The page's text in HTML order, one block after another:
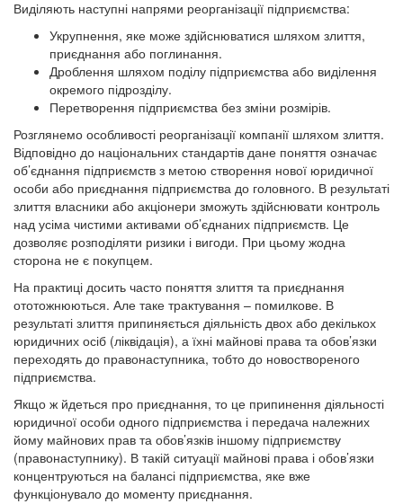
Виділяють наступні напрями реорганізації підприємства:
Укрупнення, яке може здійснюватися шляхом злиття,
приєднання або поглинання.
Дроблення шляхом поділу підприємства або виділення
окремого підрозділу.
Перетворення підприємства без зміни розмірів.
Розглянемо особливості реорганізації компанії шляхом злиття.
Відповідно до національних стандартів дане поняття означає
об’єднання підприємств з метою створення нової юридичної
особи або приєднання підприємства до головного. В результаті
злиття власники або акціонери зможуть здійснювати контроль
над усіма чистими активами об’єднаних підприємств. Це
дозволяє розподіляти ризики і вигоди. При цьому жодна
сторона не є покупцем.
На практиці досить часто поняття злиття та приєднання
ототожнюються. Але таке трактування – помилкове. В
результаті злиття припиняється діяльність двох або декількох
юридичних осіб (ліквідація), а їхні майнові права та обов’язки
переходять до правонаступника, тобто до новоствореного
підприємства.
Якщо ж йдеться про приєднання, то це припинення діяльності
юридичної особи одного підприємства і передача належних
йому майнових прав та обов’язків іншому підприємству
(правонаступнику). В такій ситуації майнові права і обов’язки
концентруються на балансі підприємства, яке вже
функціонувало до моменту приєднання.